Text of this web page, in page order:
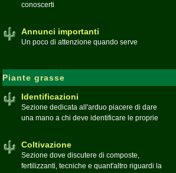
conoscerti
Annunci importanti
Un poco di attenzione quando serve
Piante grasse
Identificazioni
Sezione dedicata all'arduo piacere di dare
una mano a chi deve identificare le proprie
Coltivazione
Sezione dove discutere di composte,
fertilizzanti, tecniche e quant'altro riguardi la